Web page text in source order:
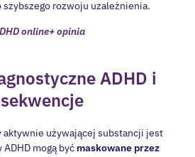
mogą byćmaskowane przez
przez skutki odstawienia. Dlatego